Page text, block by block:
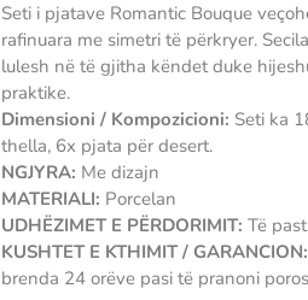
Seti i pjatave Romantic Bouque
rafinuara me simetri të përkryer.
lulesh në të gjitha këndet duke
praktike.
Dimensioni / Kompozicioni: Seti ka
thella, 6x pjata për desert.
NGJYRA: Me dizajn
MATERIALI: Porcelan
UDHËZIMET E PËRDORIMIT: Të
KUSHTET E KTHIMIT / GARANCION:
brenda 24 orëve pasi të pranoni